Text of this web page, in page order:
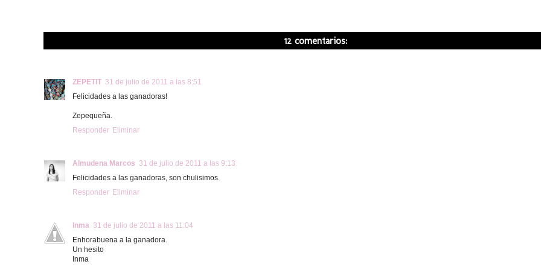
12 comentarios:
ZEPETIT 31 de julio de 2011 a las 8:51
Felicidades a las ganadoras!
Zepequeña.
Responder Eliminar
Almudena Marcos 31 de julio de 2011 a las 9:13
Felicidades a las ganadoras, son chulisimos.
Responder Eliminar
Inma 31 de julio de 2011 a las 11:04
Enhorabuena a la ganadora.
Un hesito
Inma